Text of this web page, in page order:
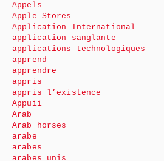
Appels
Apple Stores
Application International
application sanglante
applications technologiques
apprend
apprendre
appris
appris l’existence
Appuii
Arab
Arab horses
arabe
arabes
arabes unis